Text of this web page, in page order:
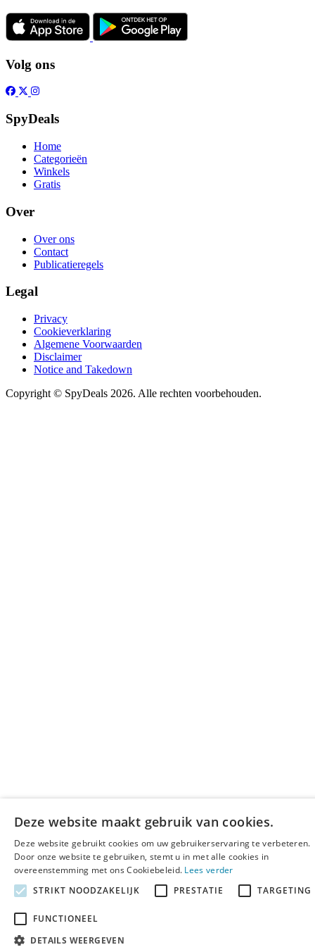
Volg ons
SpyDeals
Home
Categorieën
Winkels
Gratis
Over
Over ons
Contact
Publicatieregels
Legal
Privacy
Cookieverklaring
Algemene Voorwaarden
Disclaimer
Notice and Takedown
Copyright © SpyDeals 2026. Alle rechten voorbehouden.
Deze website maakt gebruik van cookies.
Deze website gebruikt cookies om uw gebruikerservaring te verbeteren.
Door onze website te gebruiken, stemt u in met alle cookies in
overeenstemming met ons Cookiebeleid. Lees verder
STRIKT NOODZAKELIJK
PRESTATIE TARGETING
FUNCTIONEEL
DETAILS WEERGEVEN